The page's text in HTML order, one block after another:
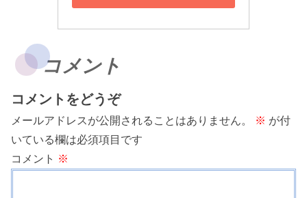
コメント
コメントをどうぞ
メールアドレスが公開されることはありません。 ※ が付
いている欄は必須項目です
コメント ※